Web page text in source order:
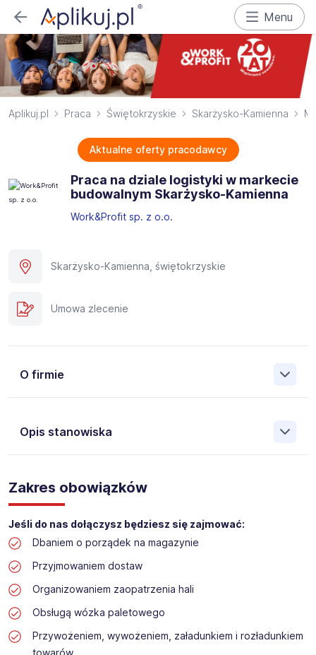
Menu
Aplikuj.pl Praca Świętokrzyskie Skarżysko-Kamienna
Aktualne oferty pracodawcy
Praca na dziale logistyki w markecie
budowalnym Skarżysko-Kamienna
Work&Profit sp. z o.o.
Skarżysko-Kamienna, świętokrzyskie
Umowa zlecenie
O firmie
Opis stanowiska
Pośrednictwa Pracy i Doradztwa Personalnego Work &
Profit jest obecnie jedną z największych niezależnych
polskich agencji zatrudnienia. W ciągu wielu lat naszej
działalności daliśmy pracę przeszło 50 000 pracowników
w całym kraju. Skutecznie znajdujemy pracowników dla
największych firm, jak również małych rodzinnych
przedsiębiorstw w Polsce. Agencja jest wpisana pod nr
stanowisko:
Praca na dziale logistyki w markecie budowalnym
Zakres obowiązków
Jeśli do nas dołączysz będziesz się zajmować:
Dbaniem o porządek na magazynie
Przyjmowaniem dostaw
Organizowaniem zaopatrzenia hali
Obsługą wózka paletowego
Przywożeniem, wywożeniem, załadunkiem i rozładunkiem